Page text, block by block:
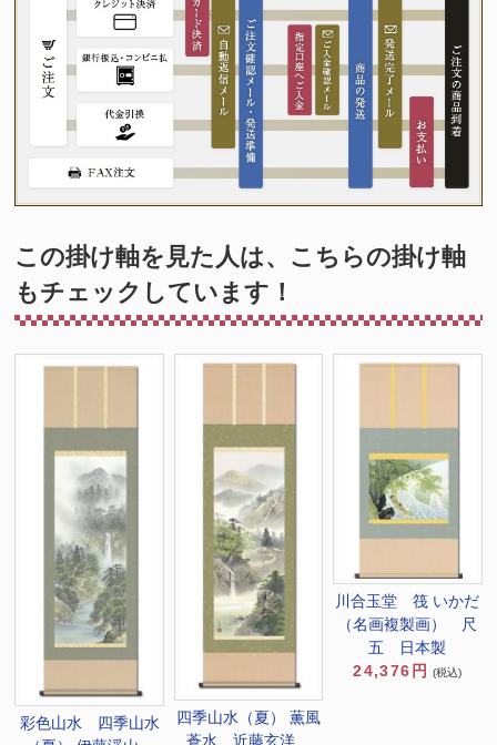
この掛け軸を見た人は、こちらの掛け軸
もチェックしています！
彩色山水 四季山水
四季山水（夏） 薫風
蒼水 近藤玄洋
川合玉堂 筏 いかだ
（名画複製画） 尺
五 日本製
24,376円
(税込)